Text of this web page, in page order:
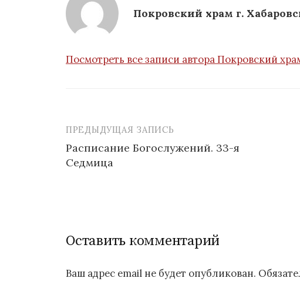
Покровский храм г.
Посмотреть все записи автора Покровский
Навигация
по
ПРЕДЫДУЩАЯ ЗАПИСЬ
Расписание Богослужений. 33-я
Седмица
Оставить комментарий
Ваш адрес email не будет опубликован.